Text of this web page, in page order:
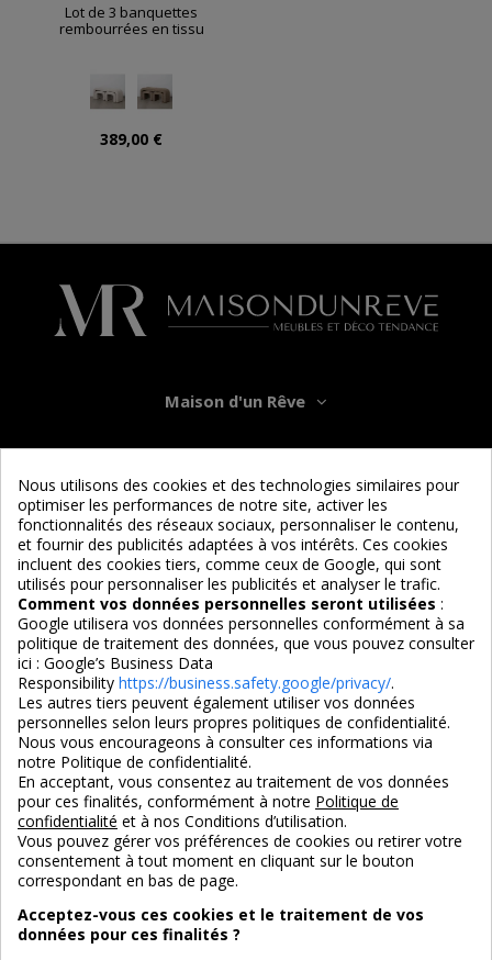
Lot de 3 banquettes
rembourrées en tissu
389,00 €
Maison d'un Rêve
Informations
Services
Nous suivre
4,7/5
3X SANS FRAIS
100% sécurisé
PAIEMENT 100% SÉCURISÉ
par CB / Amex / Virement
LIVRAISON 12/18 JOURS
Nous utilisons des cookies et des technologies similaires pour
optimiser les performances de notre site, activer les
fonctionnalités des réseaux sociaux, personnaliser le contenu,
et fournir des publicités adaptées à vos intérêts. Ces cookies
incluent des cookies tiers, comme ceux de Google, qui sont
utilisés pour personnaliser les publicités et analyser le trafic.
Comment vos données personnelles seront utilisées :
Google utilisera vos données personnelles conformément à sa
politique de traitement des données, que vous pouvez consulter
ici : Google’s Business Data
Responsibility https://business.safety.google/privacy/.
Les autres tiers peuvent également utiliser vos données
personnelles selon leurs propres politiques de confidentialité.
Nous vous encourageons à consulter ces informations via
notre Politique de confidentialité.
En acceptant, vous consentez au traitement de vos données
pour ces finalités, conformément à notre Politique de
confidentialité et à nos Conditions d’utilisation.
Vous pouvez gérer vos préférences de cookies ou retirer votre
consentement à tout moment en cliquant sur le bouton
correspondant en bas de page.
Acceptez-vous ces cookies et le traitement de vos
données pour ces finalités ?